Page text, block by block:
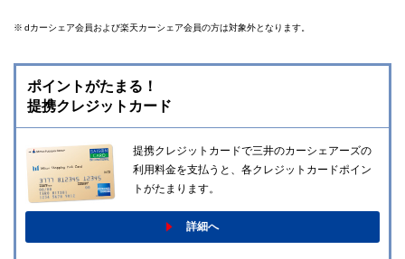
※ dカーシェア会員および楽天カーシェア会員の方は対象外となります。
ポイントがたまる！
提携クレジットカード
提携クレジットカードで三井のカーシェアーズの
利用料金を支払うと、各クレジットカードポイン
トがたまります。
詳細へ